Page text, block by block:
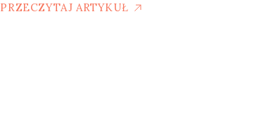
PRZECZYTAJ ARTYKUŁ